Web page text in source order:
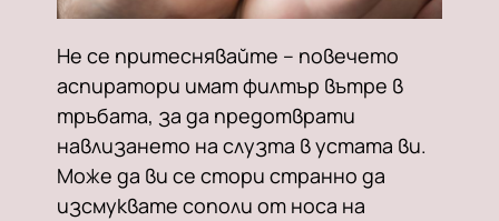
Не се притеснявайте – повечето
аспиратори имат филтър вътре в
тръбата, за да предотврати
навлизането на слузта в устата ви.
Може да ви се стори странно да
изсмуквате сополи от носа на